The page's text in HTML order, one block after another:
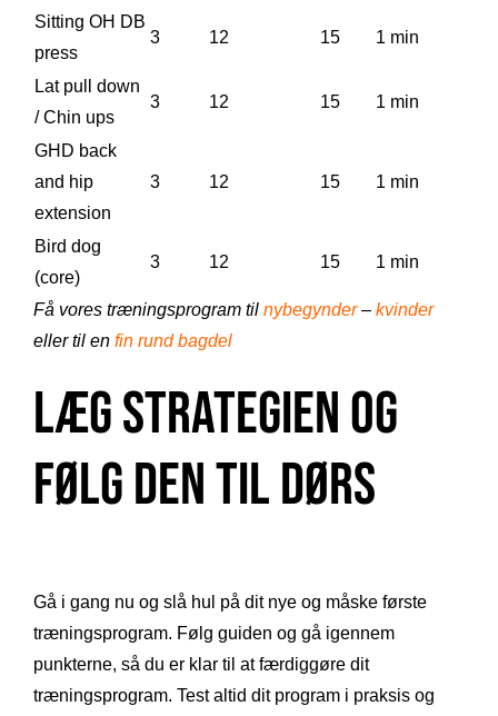
Sitting OH DB
press
3 12 15 1 min
Lat pull down
/ Chin ups
3 12 15 1 min
GHD back
and hip
extension
3 12 15 1 min
Bird dog
(core)
3 12 15 1 min
Få vores træningsprogram til nybegynder– kvinder
eller til en fin rund bagdel
Læg strategien og
følg den til dørs
Gå i gang nu og slå hul på dit nye og måske første
træningsprogram. Følg guiden og gå igennem
punkterne, så du er klar til at færdiggøre dit
træningsprogram. Test altid dit program i praksis og